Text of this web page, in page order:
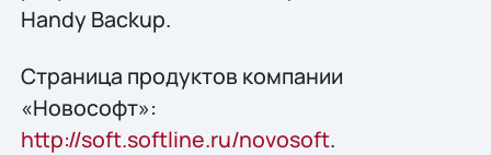
Handy Backup.
Страница продуктов компании
«Новософт»:
http://soft.softline.ru/novosoft.